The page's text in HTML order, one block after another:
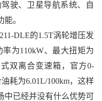
驶、卫星导航系统、自
。
DLE的1.5T涡轮增压发
为110kW、最大扭矩为
双离合变速箱，官方0-
耗为6.01L/100km，这样
中已经并没有什么优势可